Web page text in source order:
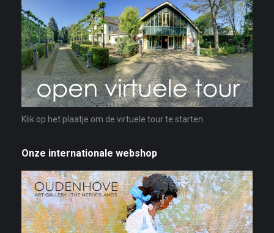
Klik op het plaatje om de virtuele tour te starten.
Onze internationale webshop